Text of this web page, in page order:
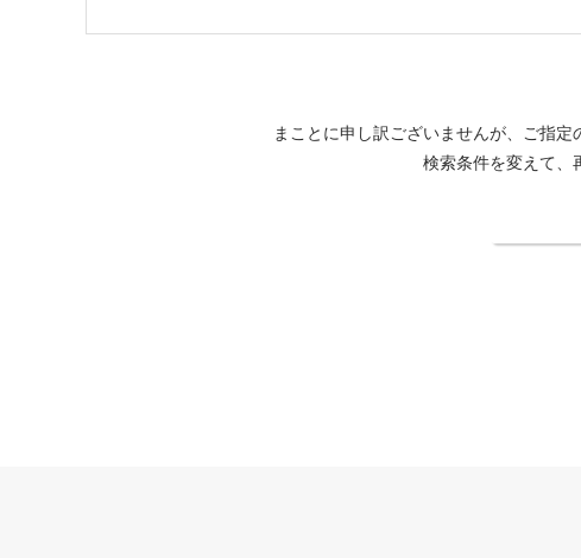
まことに申し訳ございませんが、ご指定
検索条件を変えて、